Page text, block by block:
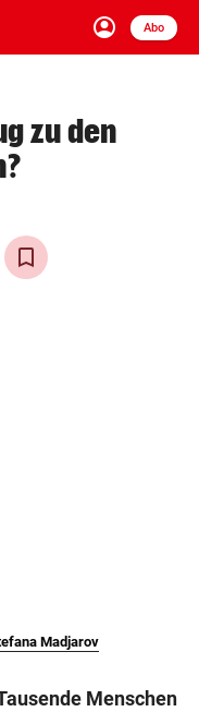
account_circle
Anmelden
Abo
close Schließen
arrow_right
zu den
Madjarov
Menschen